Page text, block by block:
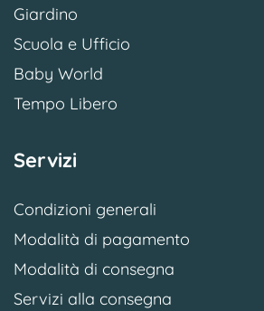
Giardino
Scuola e Ufficio
Baby World
Tempo Libero
Servizi
Condizioni generali
Modalità di pagamento
Modalità di consegna
Servizi alla consegna